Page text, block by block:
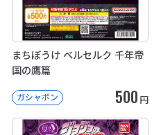
まちぼうけ ベルセルク 千年帝
国の鷹篇
ガシャポン 500 円